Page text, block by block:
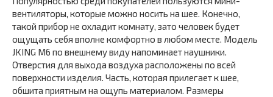
вентиляторы, которые можно носить на шее. Конечно,
такой прибор не охладит комнату, зато человек будет
ощущать себя вполне комфортно в любом месте. Модель
JKING M6 по внешнему виду напоминает наушники.
Отверстия для выхода воздуха расположены по всей
поверхности изделия. Часть, которая прилегает к шее,
обшита приятным на ощупь материалом. Размеры